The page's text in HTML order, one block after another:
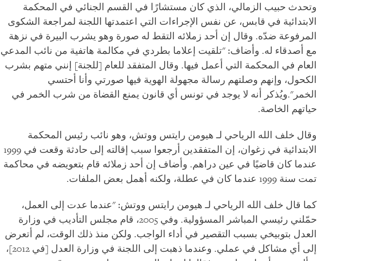
وتحدث حبيب الزمالي، الذي كان مستشارًا في القسم الجنائي في المحكمة
الابتدائية في قابس، عن نفس الإجراءات التي اعتمدتها اللجنة لمراجعة الشكوى
المرفوعة ضدّه. وقال إن أحد زملائه التقط له صورة وهو يشرب البيرة في نزهة
مع أصدقاء له. وأضاف: "تلقيت إعلاما بطردي في مكالمة هاتفية من نائب المدعي
العام في المحكمة التي أعمل فيها. وقال المتفقد للعام [للجنة] إنني متهم بشرب
الكحول، وإنهم وصلتهم رسالة مجهولة الهوية فيها صورتي وأنا أحتسي
الخمر".ويُذكر أنه لا يوجد في تونس أي قانون يمنع القضاة من شرب الخمر في
حياتهم الخاصة.
وقال خلف الله الرياحي لـ هيومن رايتس ووتش، وهو نائب رئيس المحكمة
الابتدائية في زغوان، إن المتفقدين أرجعوا سبب إقالته إلى حادثة وقعت في 1999
عندما كان قاضيًا في عين دراهم. وأضاف إن أحد زملائه قام بتعويضه في محاكمة
تمت سنة 1999 عندما كان في عطلة، ولكنه أهمل بعض الملفات.
كما قال خلف الله الرياحي لـ هيومن رايتس ووتش: "عندما عدت إلى العمل،
حمّلني رئيسي المباشر المسؤولية. وفي 2005، قام مجلس التأديب في وزارة
العدل بتوبيخي بسبب التقصير في أداء الواجب. ولكن منذ ذلك الوقت، لم أتعرض
إلى أي مشاكل في عملي. وعندما ذهبت إلى اللجنة في وزارة العدل [في 2012]،